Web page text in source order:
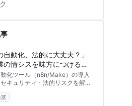
自動化、法的に大丈夫？」
の情シスを味方につける
コンプライアンス適合
化ツール（n8n/Make）の導入
キュリティ・法的リスクを解
業の法務・情シスが納得するデ
バナンスと社内承認のステップを
奨